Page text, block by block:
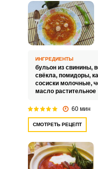
ИНГРЕДИЕНТЫ
бульон из свинины,
свёкла, помидоры,
сосиски молочные,
масло растительное
60 мин
СМОТРЕТЬ РЕЦЕПТ